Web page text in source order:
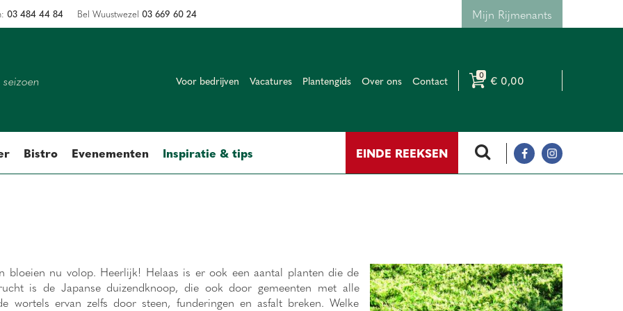
Mijn Rijmenants
Voor bedrijven Vacatures Plantengids Over ons Contact € 0,00
EINDE REEKSEN
Bistro Evenementen Inspiratie & tips
03 484 44 84 Bel Wuustwezel 03 669 60 24
bloeien nu volop. Heerlijk! Helaas is er ook een aantal planten die de
is de Japanse duizendknoop, die ook door gemeenten met alle
wortels ervan zelfs door steen, funderingen en asfalt breken. Welke